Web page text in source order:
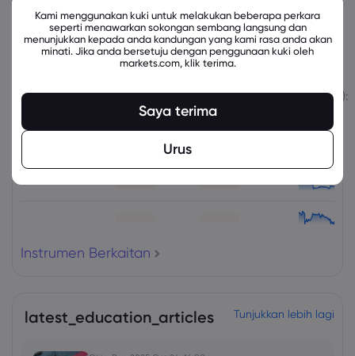
Instrumen Berkaitan
Aset Jual Beli Perubahan (%):
Instrumen Berkaitan
latest_education_articles Tunjukkan lebih lagi
Kami menggunakan kuki untuk melakukan beberapa perkara
seperti menawarkan sokongan sembang langsung dan
menunjukkan kepada anda kandungan yang kami rasa anda akan
minati. Jika anda bersetuju dengan penggunaan kuki oleh
markets.com, klik terima.
Saya terima
Urus